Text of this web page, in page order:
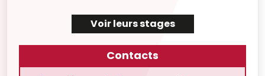
Voir leurs stages
Contacts